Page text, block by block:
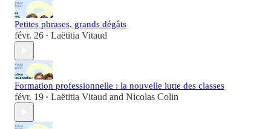
Petites phrases, grands dégâts
févr. 26 • Laëtitia Vitaud
Formation professionnelle : la nouvelle lutte des classes
févr. 19 • Laëtitia Vitaud and Nicolas Colin